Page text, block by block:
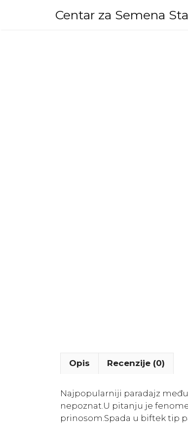
Centar za Semena
Opis Recenzije (0)
Najpopularniji paradajz
nepoznat.U pitanju je
prinosom.Spada u biftek tip